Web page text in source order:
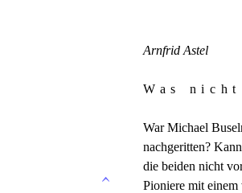
Arnfrid Astel
Was
War Michael
nachgeritten?
die beiden nicht
Pioniere mit